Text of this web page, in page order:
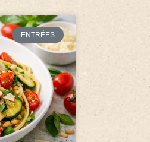
ENTRÉES